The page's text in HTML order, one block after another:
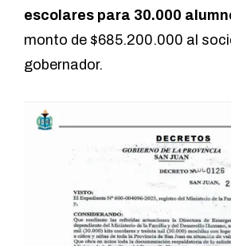
escolares para 30.000
monto de $685.200.000 al
gobernador.